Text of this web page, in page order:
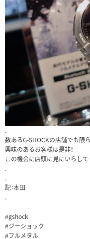
.
数あるG-SHOCKの店舗でも限
興味のあるお客様は是非！
この機会に店頭に見にいらして
.
.
記：本田
.
#gshock
#ジーショック
#フルメタル